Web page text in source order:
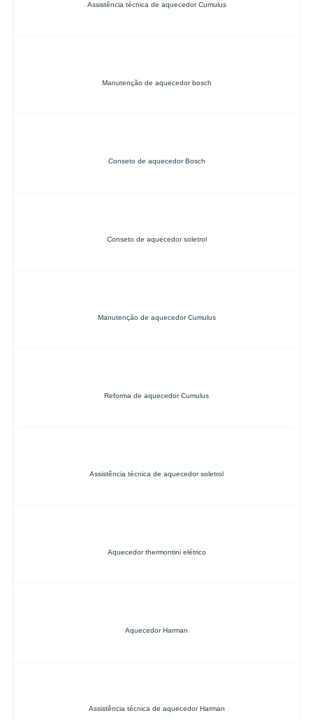
Assistência técnica de aquecedor Cumulus
Manutenção de aquecedor bosch
Conseto de aquecedor Bosch
Conseto de aquecedor soletrol
Manutenção de aquecedor Cumulus
Reforma de aquecedor Cumulus
Assistência técnica de aquecedor soletrol
Aquecedor thermontini elétrico
Aquecedor Harman
Assistência técnica de aquecedor Harman